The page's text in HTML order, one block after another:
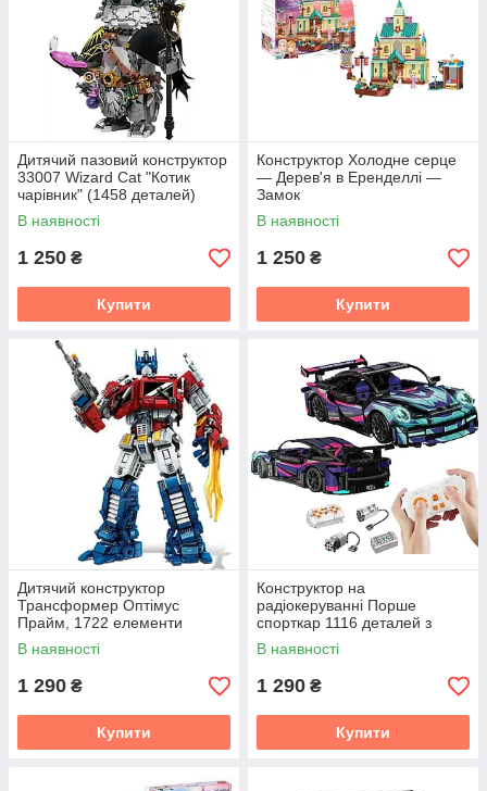
Дитячий пазовий конструктор
33007 Wizard Cat "Котик
чарівник" (1458 деталей)
В наявності
1 250 ₴
Купити
Конструктор Холодне серце
— Дерев'я в Еренделлі —
Замок
В наявності
1 250 ₴
Купити
Дитячий конструктор
Трансформер Оптімус
Прайм, 1722 елементи
В наявності
1 290 ₴
Купити
Конструктор на
радіокеруванні Порше
спорткар 1116 деталей з
пультом
В наявності
1 290 ₴
Купити